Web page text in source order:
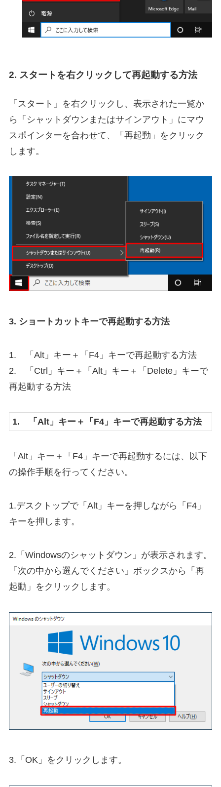
2. スタートを右クリックして再起動する方法
「スタート」を右クリックし、表示された一覧か
ら「シャットダウンまたはサインアウト」にマウ
スポインターを合わせて、「再起動」をクリック
します。
3. ショートカットキーで再起動する方法
1. 「Alt」キー＋「F4」キーで再起動する方法
2. 「Ctrl」キー＋「Alt」キー＋「Delete」キーで
再起動する方法
1. 「Alt」キー＋「F4」キーで再起動する方法
「Alt」キー＋「F4」キーで再起動するには、以下
の操作手順を行ってください。
1.デスクトップで「Alt」キーを押しながら「F4」
キーを押します。
2.「Windowsのシャットダウン」が表示されます。
「次の中から選んでください」ボックスから「再
起動」をクリックします。
3.「OK」をクリックします。